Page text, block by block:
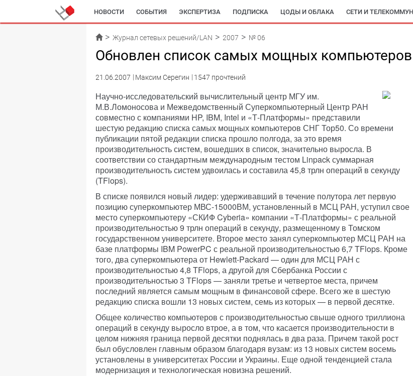
НОВОСТИ СОБЫТИЯ ЭКСПЕРТИЗА ПОДПИСКА ЦОДЫ И ОБЛАКА СЕТИ И
Журнал сетевых решений/LAN 2007 № 06
Обновлен список самых мощных компьютеров
21.06.2007 Максим Серегин 1547 прочтений
Научно-исследовательский вычислительный центр МГУ им.
М.В.Ломоносова и Межведомственный Суперкомпьютерный Центр РАН
совместно с компаниями HP, IBM, Intel и «Т-Платформы» представили
шестую редакцию списка самых мощных компьютеров СНГ Тор50. Со времени
публикации пятой редакции списка прошло полгода, за это время
производительность систем, вошедших в список, значительно выросла. В
соответствии со стандартным международным тестом Linpack суммарная
производительность систем удвоилась и составила 45,8 трлн операций в секунду
(TFlops).
В списке появился новый лидер: удерживавший в течение полутора лет первую
позицию суперкомпьютер МВС-15000ВМ, установленный в МСЦ РАН, уступил свое
место суперкомпьютеру «СКИФ Cyberia» компании «Т-Платформы» с реальной
производительностью 9 трлн операций в секунду, размещенному в Томском
государственном университете. Второе место занял суперкомпьютер МСЦ РАН на
базе платформы IBM PowerPC с реальной производительностью 6,7 TFlops. Кроме
того, два суперкомпьютера от Hewlett-Packard — один для МСЦ РАН с
производительностью 4,8 TFlops, а другой для Сбербанка России с
производительностью 3 TFlops — заняли третье и четвертое места, причем
последний является самым мощным в финансовой сфере. Всего же в шестую
редакцию списка вошли 13 новых систем, семь из которых — в первой десятке.
Общее количество компьютеров с производительностью свыше одного триллиона
операций в секунду выросло втрое, а в том, что касается производительности в
целом нижняя граница первой десятки поднялась в два раза. Причем такой рост
был обусловлен главным образом благодаря вузам: из 13 новых систем восемь
установлены в университетах России и Украины. Еще одной тенденцией стала
модернизация и технологическая новизна решений.